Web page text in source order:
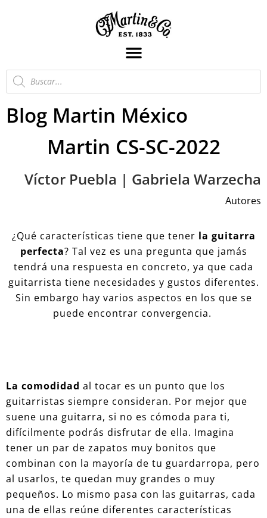
Blog Martin México
Martin CS-SC-2022
Víctor Puebla | Gabriela Warzecha
Autores
¿Qué características tiene que tener la guitarra
perfecta? Tal vez es una pregunta que jamás
tendrá una respuesta en concreto, ya que cada
guitarrista tiene necesidades y gustos diferentes.
Sin embargo hay varios aspectos en los que se
puede encontrar convergencia.
La comodidad al tocar es un punto que los
guitarristas siempre consideran. Por mejor que
suene una guitarra, si no es cómoda para ti,
difícilmente podrás disfrutar de ella. Imagina
tener un par de zapatos muy bonitos que
combinan con la mayoría de tu guardarropa, pero
al usarlos, te quedan muy grandes o muy
pequeños. Lo mismo pasa con las guitarras, cada
una de ellas reúne diferentes características